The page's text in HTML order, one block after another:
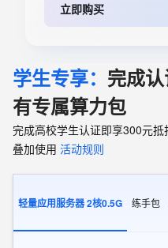
立即购买
学生专享： 完成
有专属算力包
完成高校学生认证即享300元
叠加使用 活动规则
轻量应用服务器 2核0.5G 练手包